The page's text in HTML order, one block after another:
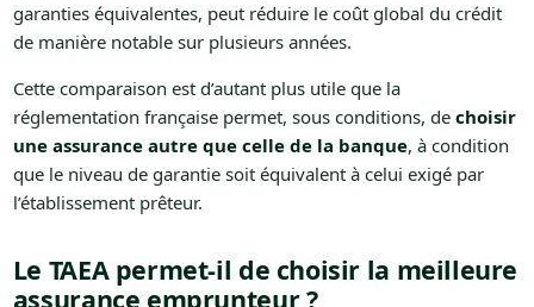
garanties équivalentes, peut réduire le coût global du crédit
de manière notable sur plusieurs années.
Cette comparaison est d’autant plus utile que la
réglementation française permet, sous conditions, de choisir
une assurance autre que celle de la banque, à condition
que le niveau de garantie soit équivalent à celui exigé par
l’établissement prêteur.
Le TAEA permet-il de choisir la meilleure
assurance emprunteur ?